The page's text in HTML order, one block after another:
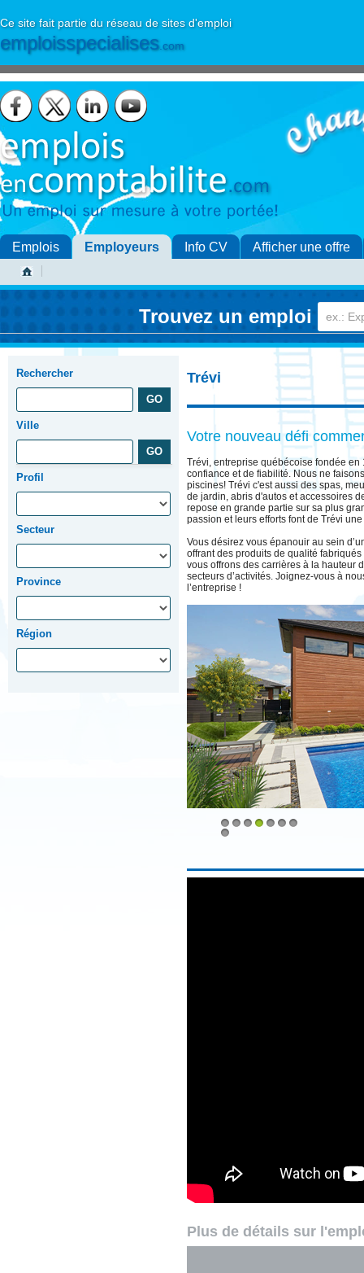
Ce site fait partie du réseau de sites d'emploi
emploisspecialises.com
Emplois Employeurs Info CV Afficher une offre
Trouvez un emploi
Rechercher
Ville
Profil
Secteur
Province
Région
Trévi
Votre nouveau défi
Trévi, entreprise québécoise fondée
confiance et de fiabilité. Nous ne
piscines! Trévi c'est aussi des spas,
de jardin, abris d'autos et accessoires
repose en grande partie sur sa plus
passion et leurs efforts font de Trévi
Vous désirez vous épanouir au sein
offrant des produits de qualité
vous offrons des carrières à la hauteur
secteurs d’activités. Joignez-vous à
l’entreprise !
1
Plus de détails sur